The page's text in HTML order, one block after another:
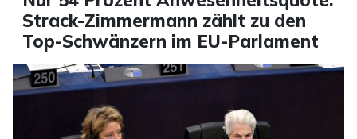
Strack-Zimmermann zählt zu den
Top-Schwänzern im EU-Parlament